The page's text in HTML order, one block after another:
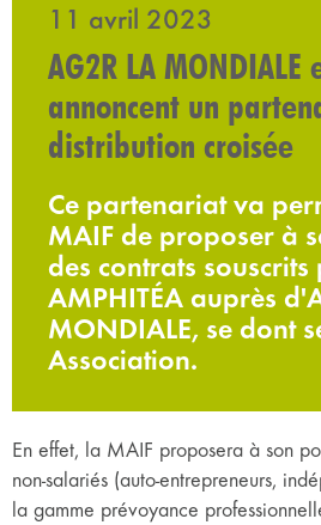
11 avril 2023
AG2R LA MONDIALE
annoncent un
distribution croisée
Ce partenariat va
MAIF de proposer à
des contrats souscrits
AMPHITÉA auprès
MONDIALE, se dont
Association.
En effet, la MAIF proposera à son
non-salariés (auto-entrepreneurs,
la gamme prévoyance